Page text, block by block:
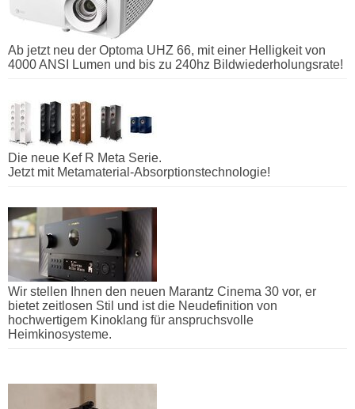
Ab jetzt neu der Optoma UHZ 66, mit einer Helligkeit von
4000 ANSI Lumen und bis zu 240hz Bildwiederholungsrate!
Die neue Kef R Meta Serie.
Jetzt mit Metamaterial-Absorptionstechnologie!
Wir stellen Ihnen den neuen Marantz Cinema 30 vor, er
bietet zeitlosen Stil und ist die Neudefinition von
hochwertigem Kinoklang für anspruchsvolle
Heimkinosysteme.